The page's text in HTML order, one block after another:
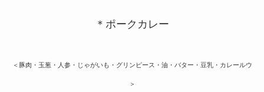
＊ポークカレー
＜豚肉・玉葱・人参・じゃがいも・グリンピース・油・バター・豆乳・カレールウ
＞